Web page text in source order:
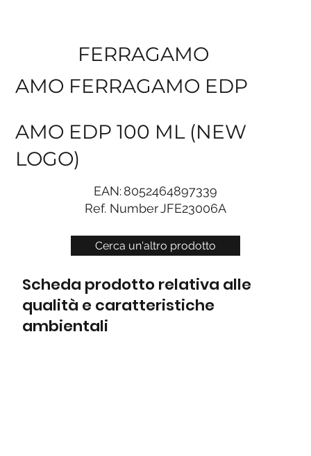
Cerca un'altro prodotto
FERRAGAMO
AMO FERRAGAMO EDP
AMO EDP 100 ML (NEW
LOGO)
EAN:8052464897339
Ref. NumberJFE23006A
Scheda prodotto relativa alle
qualità e caratteristiche
ambientali